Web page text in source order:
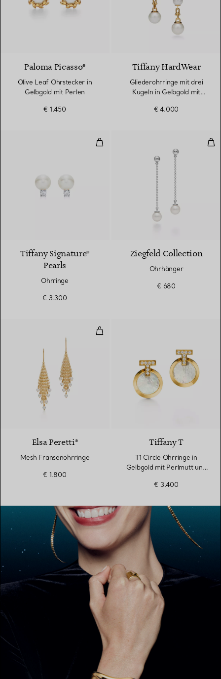
Paloma Picasso®
Olive Leaf Ohrstecker in
Gelbgold mit Perlen
€ 1.450
Tiffany HardWear
Gliederohrringe mit drei
Kugeln in Gelbgold mit
€ 4.000
Ohrringe
Tiffany Signature®
Pearls
Ohrringe
€ 3.300
Ziegfeld Collection
Ohrhänger
€ 680
Mesh Fransenohrringe
Elsa Peretti®
Mesh Fransenohrringe
€ 1.800
Tiffany T
T1 Circle Ohrringe in
Gelbgold mit Perlmutt und
€ 3.400